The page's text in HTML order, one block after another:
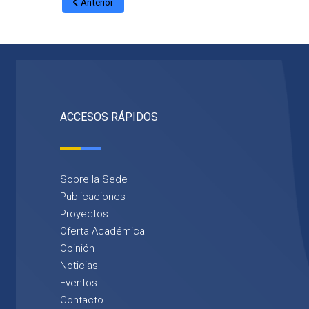
Anterior
ACCESOS RÁPIDOS
Sobre la Sede
Publicaciones
Proyectos
Oferta Académica
Opinión
Noticias
Eventos
Contacto